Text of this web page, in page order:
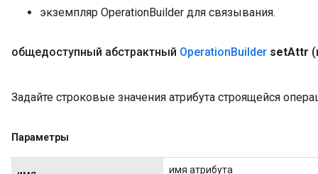
экземпляр OperationBuilder для связывания.
общедоступный абстрактный OperationBuilder setAttr
Задайте строковые значения атрибута строящейся
Параметры
имя атрибута